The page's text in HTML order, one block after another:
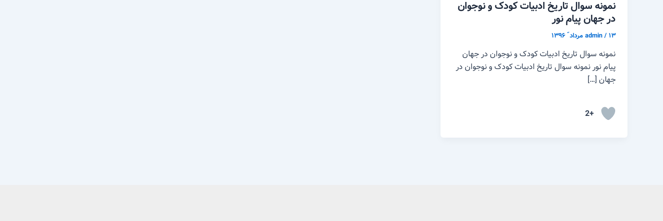
نمونه سوال تاریخ ادبیات کودک و نوجوان
در جهان پیام نور
admin/۱۳ مرداد ّ ۱۳۹۶
نمونه سوال تاریخ ادبیات کودک و نوجوان در جهان
پیام نور نمونه سوال تاریخ ادبیات کودک و نوجوان در
جهان […]
+2